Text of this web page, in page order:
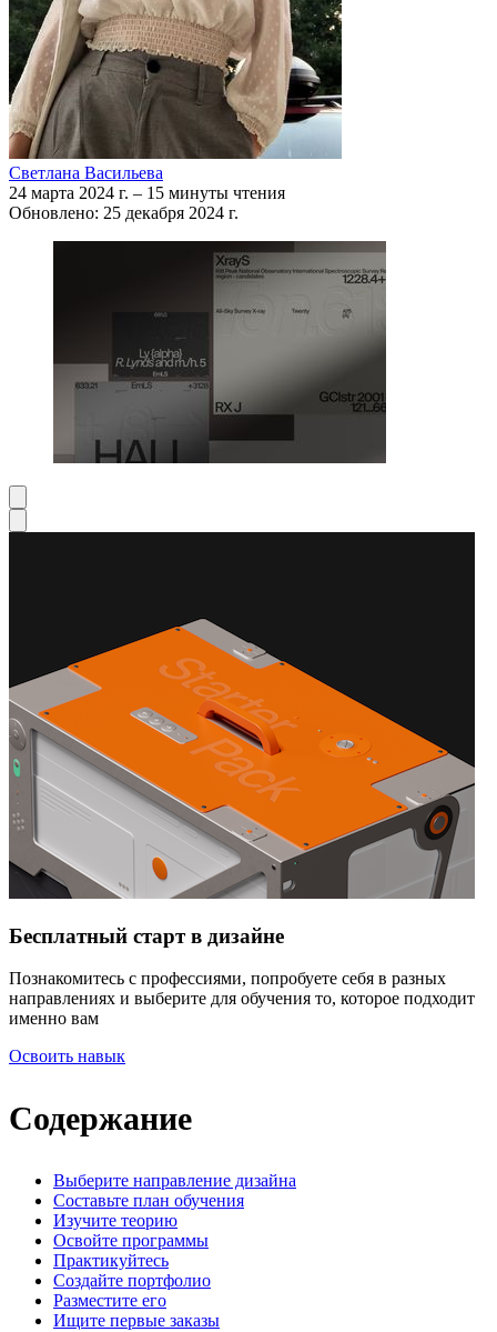
Светлана Васильева
24 марта 2024 г. – 15 минуты чтения
Обновлено: 25 декабря 2024 г.
Бесплатный старт в дизайне
Познакомитесь с профессиями, попробуете себя в разных
направлениях и выберите для обучения то, которое подходит
именно вам
Освоить навык
Содержание
Выберите направление дизайна
Составьте план обучения
Изучите теорию
Освойте программы
Практикуйтесь
Создайте портфолио
Разместите его
Ищите первые заказы